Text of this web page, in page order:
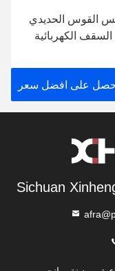
القوس الحديدي
الكهربائية
على افضل سعر
Sichuan